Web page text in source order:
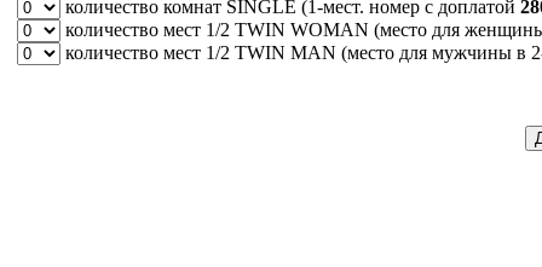
количество комнат SINGLE (1-мест. номер c доплатой
количество мест 1/2 TWIN WOMAN (место для
количество мест 1/2 TWIN MAN (место для мужчины в